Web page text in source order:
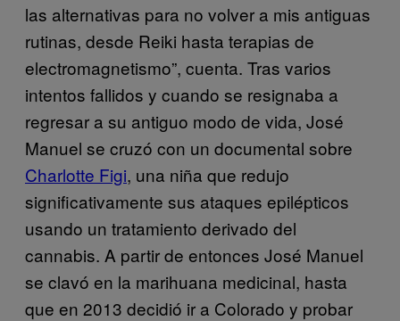
las alternativas para no volver a mis antiguas
rutinas, desde Reiki hasta terapias de
electromagnetismo”, cuenta. Tras varios
intentos fallidos y cuando se resignaba a
regresar a su antiguo modo de vida, José
Manuel se cruzó con un documental sobre
Charlotte Figi, una niña que redujo
significativamente sus ataques epilépticos
usando un tratamiento derivado del
cannabis. A partir de entonces José Manuel
se clavó en la marihuana medicinal, hasta
que en 2013 decidió ir a Colorado y probar